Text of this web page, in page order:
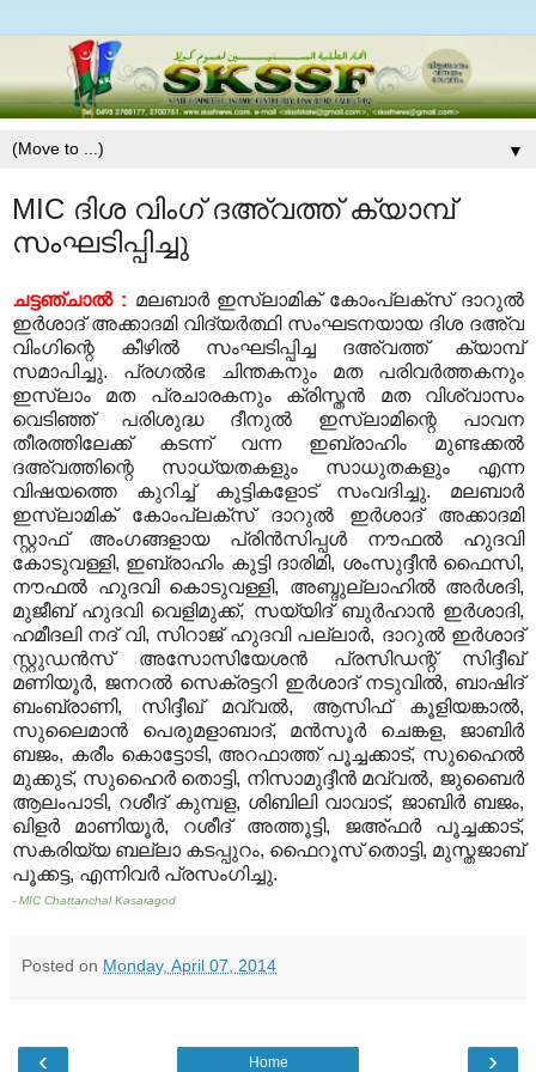
▼
MIC ദിശ വിംഗ് ദഅ്‌വത്ത് ക്യാമ്പ്
സംഘടിപ്പിച്ചു
ചട്ടഞ്ചാല്‍ : മലബാര്‍ ഇസ്ലാമിക് കോംപ്ലക്‌സ് ദാറുല്‍
ഇര്‍ശാദ് അക്കാദമി വിദ്യര്‍ത്ഥി സംഘടനയായ ദിശ ദഅ്‌വ
വിംഗിന്റെ കീഴില്‍ സംഘടിപ്പിച്ച ദഅ്‌വത്ത് ക്യാമ്പ്
സമാപിച്ചു. പ്രഗല്‍ഭ ചിന്തകനും മത പരിവര്‍ത്തകനും
ഇസ്ലാം മത പ്രചാരകനും ക്രിസ്തന്‍ മത വിശ്വാസം
വെടിഞ്ഞ് പരിശുദ്ധ ദീനുല്‍ ഇസ്ലാമിന്റെ പാവന
തീരത്തിലേക്ക് കടന്ന് വന്ന ഇബ്രാഹിം മുണ്ടക്കല്‍
ദഅ്‌വത്തിന്റെ സാധ്യതകളും സാധുതകളും എന്ന
വിഷയത്തെ കുറിച്ച് കുട്ടികളോട് സംവദിച്ചു. മലബാര്‍
ഇസ്ലാമിക് കോംപ്ലക്‌സ് ദാറുല്‍ ഇര്‍ശാദ് അക്കാദമി
സ്റ്റാഫ് അംഗങ്ങളായ പ്രിന്‍സിപ്പള്‍ നൗഫല്‍ ഹുദവി
കോടുവള്ളി, ഇബ്രാഹിം കുട്ടി ദാരിമി, ശംസുദ്ദീന്‍ ഫൈസി,
നൗഫല്‍ ഹുദവി കൊടുവള്ളി, അബ്ദുല്ലാഹില്‍ അര്‍ശദി,
മുജീബ് ഹുദവി വെളിമുക്ക്, സയ്യിദ് ബുര്‍ഹാന്‍ ഇര്‍ശാദി,
ഹമീദലി നദ് വി, സിറാജ് ഹുദവി പല്ലാര്‍, ദാറുല്‍ ഇര്‍ശാദ്
സ്റ്റുഡന്‍സ് അസോസിയേശന്‍ പ്രസിഡന്റ് സിദ്ദീഖ്
മണിയൂര്‍, ജനറല്‍ സെക്രട്ടറി ഇര്‍ശാദ് നടുവില്‍, ബാഷിദ്
ബംബ്രാണി, സിദ്ദീഖ് മവ്വല്‍, ആസിഫ് കൂളിയങ്കാല്‍,
സുലൈമാന്‍ പെരുമളാബാദ്, മന്‍സൂര്‍ ചെങ്കള, ജാബിര്‍
ബജം, കരീം കൊട്ടോടി, അറഫാത്ത് പൂച്ചക്കാട്, സുഹൈല്‍
മുക്കുട്, സുഹൈര്‍ തൊട്ടി, നിസാമുദ്ദീന്‍ മവ്വല്‍, ജുബൈര്‍
ആലംപാടി, റശീദ് കുമ്പള, ശിബിലി വാവാട്, ജാബിര്‍ ബജം,
ഖിളര്‍ മാണിയൂര്‍, റശീദ് അത്തൂട്ടി, ജഅ്ഫര്‍ പൂച്ചക്കാട്,
സകരിയ്യ ബല്ലാ കടപ്പുറം, ഫൈറൂസ് തൊട്ടി, മുസ്തജാബ്
പൂക്കട്ട, എന്നിവര്‍ പ്രസംഗിച്ചു.
- MIC Chattanchal Kasaragod
Posted on Monday, April 07, 2014
‹ ›
Home